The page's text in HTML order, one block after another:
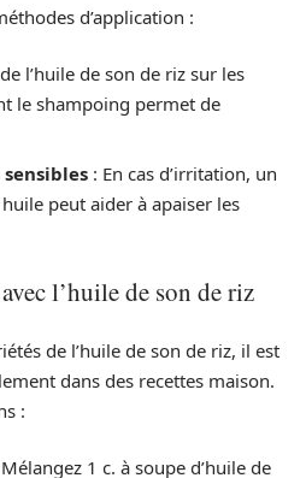
d’application :
l’huile de son de riz sur les
le shampoing permet de
: En cas d’irritation, un
peut aider à apaiser les
l’huile de son de riz
de l’huile de son de riz, il est
dans des recettes maison.
:
1 c. à soupe d’huile de